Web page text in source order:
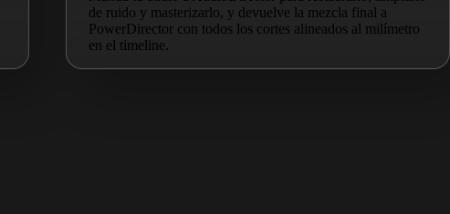
de ruido y masterizarlo, y devuelve la mezcla final a
PowerDirector con todos los cortes alineados al milímetro
en el timeline.